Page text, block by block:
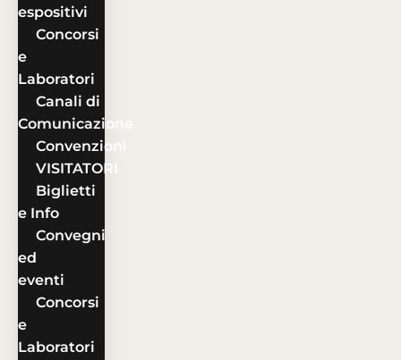
espositivi
Concorsi
e
Laboratori
Canali di
Comunicazione
Convenzioni
VISITATORI
Biglietti
e Info
Convegni
ed
eventi
Concorsi
e
Laboratori